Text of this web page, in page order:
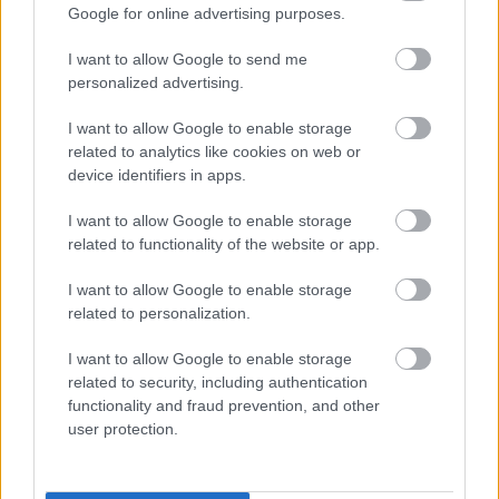
Google for online advertising purposes.
I want to allow Google to send me
personalized advertising.
I want to allow Google to enable storage
related to analytics like cookies on web or
device identifiers in apps.
I want to allow Google to enable storage
related to functionality of the website or app.
I want to allow Google to enable storage
related to personalization.
I want to allow Google to enable storage
related to security, including authentication
functionality and fraud prevention, and other
user protection.
Πετρόπουλος: Με υπουργική απόφαση η
ρύθμιση των χρεών στα Ταμεία
, 23 Αυγούστου 2017 || Αγροτική ανάπτυξη